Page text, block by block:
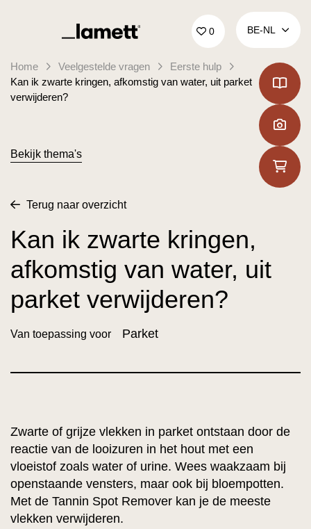
Terug naar home 0 BE‑NL
Home Veelgestelde vragen
Eerste hulp
Kan ik zwarte kringen, afkomstig van water, uit parket
verwijderen?
Bekijk thema's
Terug naar overzicht
Kan ik zwarte kringen,
afkomstig van water, uit
parket verwijderen?
Van toepassing voor Parket
Zwarte of grijze vlekken in parket ontstaan door de
reactie van de looizuren in het hout met een
vloeistof zoals water of urine. Wees waakzaam bij
openstaande vensters, maar ook bij bloempotten.
Met de Tannin Spot Remover kan je de meeste
vlekken verwijderen.